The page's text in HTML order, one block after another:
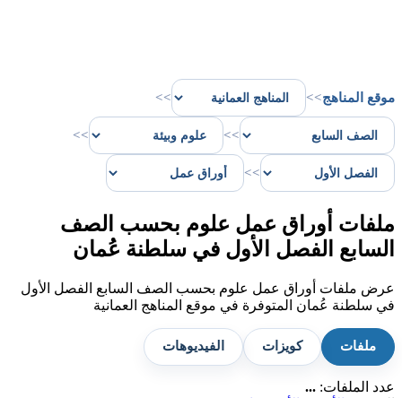
موقع المناهج>>
>>
>>
>>
>>
ملفات أوراق عمل علوم بحسب الصف
السابع الفصل الأول في سلطنة عُمان
عرض ملفات أوراق عمل علوم بحسب الصف السابع الفصل الأول
في سلطنة عُمان المتوفرة في موقع المناهج العمانية
ملفات كويزات الفيديوهات
عدد الملفات: ...